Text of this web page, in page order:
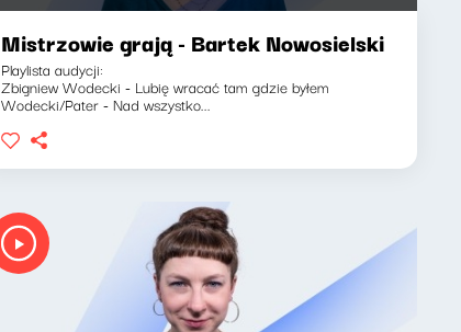
Mistrzowie grają - Bartek Nowosielski
Playlista audycji:
Zbigniew Wodecki - Lubię wracać tam gdzie byłem
Wodecki/Pater - Nad wszystko...